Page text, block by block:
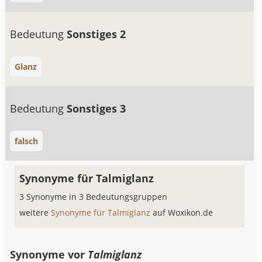
BedeutungSonstiges 2
Glanz
BedeutungSonstiges 3
falsch
Synonyme für Talmiglanz
3 Synonyme in 3 Bedeutungsgruppen
weitereSynonyme für Talmiglanzauf Woxikon.de
Synonyme vor Talmiglanz